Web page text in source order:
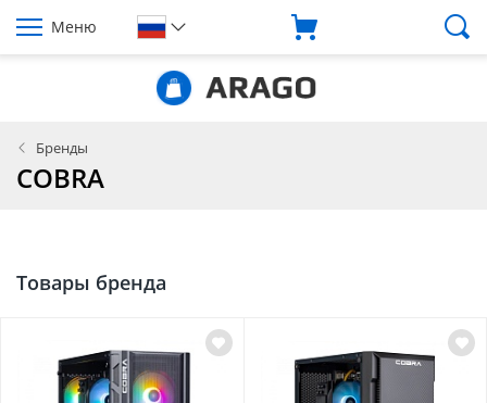
Меню
Бренды
COBRA
Товары бренда